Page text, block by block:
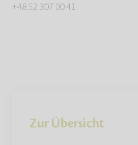
+48 52 307 00 41
Zur Übersicht